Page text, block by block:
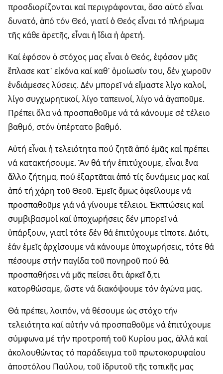
προσδιορίζονται καί περιγράφονται, ὅσο αὐτό εἶναι
δυνατό, ἀπό τόν Θεό, γιατί ὁ Θεός εἶναι τό πλήρωμα
τῆς κάθε ἀρετῆς, εἶναι ἡ ἴδια ἡ ἀρετή.
Καί ἐφόσον ὁ στόχος μας εἶναι ὁ Θεός, ἐφόσον μᾶς
ἔπλασε κατ᾽ εἰκόνα καί καθ᾽ ὁμοίωσίν του, δέν χωροῦν
ἐνδιάμεσες λύσεις. Δέν μπορεῖ νά εἴμαστε λίγο καλοί,
λίγο συγχωρητικοί, λίγο ταπεινοί, λίγο νά ἀγαποῦμε.
Πρέπει ὅλα νά προσπαθοῦμε νά τά κάνουμε σέ τέλειο
βαθμό, στόν ὑπέρτατο βαθμό.
Αὐτή εἶναι ἡ τελειότητα πού ζητᾶ ἀπό ἐμᾶς καί πρέπει
νά κατακτήσουμε. Ἄν θά τήν ἐπιτύχουμε, εἶναι ἕνα
ἄλλο ζήτημα, πού ἐξαρτᾶται ἀπό τίς δυνάμεις μας καί
ἀπό τή χάρη τοῦ Θεοῦ. Ἐμεῖς ὅμως ὀφείλουμε νά
προσπαθοῦμε γιά νά γίνουμε τέλειοι. Ἐκπτώσεις καί
συμβιβασμοί καί ὑποχωρήσεις δέν μπορεῖ νά
ὑπάρξουν, γιατί τότε δέν θά ἐπιτύχουμε τίποτε. Διότι,
ἐάν ἐμεῖς ἀρχίσουμε νά κάνουμε ὑποχωρήσεις, τότε θά
πέσουμε στήν παγίδα τοῦ πονηροῦ πού θά
προσπαθήσει νά μᾶς πείσει ὅτι ἀρκεῖ ὅ,τι
κατορθώσαμε, ὥστε νά διακόψουμε τόν ἀγώνα μας.
Θά πρέπει, λοιπόν, νά θέσουμε ὡς στόχο τήν
τελειότητα καί αὐτήν νά προσπαθοῦμε νά ἐπιτύχουμε
σύμφωνα μέ τήν προτροπή τοῦ Κυρίου μας, ἀλλά καί
ἀκολουθώντας τό παράδειγμα τοῦ πρωτοκορυφαίου
ἀποστόλου Παύλου, τοῦ ἱδρυτοῦ τῆς τοπικῆς μας